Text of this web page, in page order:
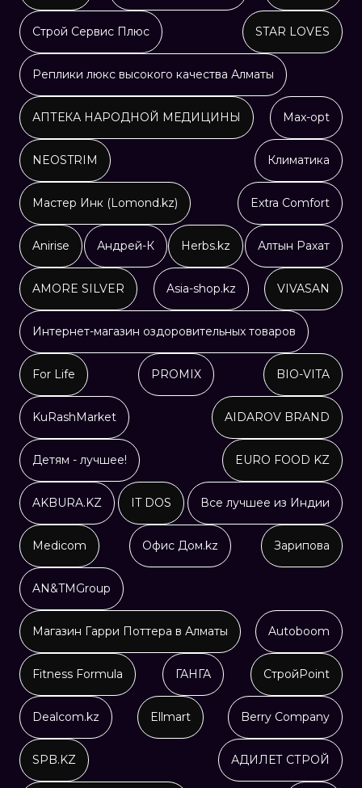
Строй Сервис Плюс STAR LOVES
Реплики люкс высокого качества Алматы
АПТЕКА НАРОДНОЙ МЕДИЦИНЫ Max-opt
NEOSTRIM Климатика
Мастер Инк (Lomond.kz) Extra Comfort
Anirise Андрей-К Herbs.kz Алтын Рахат
AMORE SILVER Asia-shop.kz VIVASAN
Интернет-магазин оздоровительных товаров
For Life PROMIX BIO-VITA
KuRashMarket AIDAROV BRAND
Детям - лучшее! EURO FOOD KZ
AKBURA.KZ IT DOS Все лучшее из Индии
Medicom Офис Дом.kz Зарипова
AN&TMGroup
Магазин Гарри Поттера в Алматы Autoboom
Fitness Formula ГАНГА СтройPoint
Dealcom.kz Ellmart Berry Company
SPB.KZ АДИЛЕТ СТРОЙ